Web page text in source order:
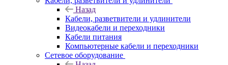
Назад
Кабели, разветвители и удлинители
Видеокабели и переходники
Кабели питания
Компьютерные кабели и переходники
Сетевое оборудование